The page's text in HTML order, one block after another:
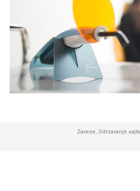
Zavese, Odrzavanje sajta